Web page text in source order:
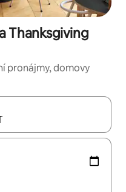
Thanksgiving
pronájmy, domovy
si je procházet pomocí